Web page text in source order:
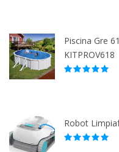
Piscina Gre
KITPROV618
Robot